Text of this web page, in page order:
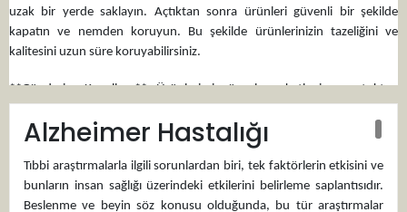
uzak bir yerde saklayın. Açtıktan sonra ürünleri güvenli bir şekilde
kapatın ve nemden koruyun. Bu şekilde ürünlerinizin tazeliğini ve
kalitesini uzun süre koruyabilirsiniz.
**Gönderim Koşulları:** Ürünlerimiz özenle paketlenir ve stoktan
sunulur. Ürünlerimizden memnun kalmamanız durumunda kolay iade
imkânı sunuyoruz. Memnuniyetiniz garantilidir.
Doğadan gelen sağlıklı ve keyifli bir deneyimin tadını çıkarmak için bu
ürünleri tercih edin. Önceliğimiz satış değil, müşteri memnuniyetidir.
Alzheimer Hastalığı
Tıbbi araştırmalarla ilgili sorunlardan biri, tek faktörlerin etkisini ve
bunların insan sağlığı üzerindeki etkilerini belirleme saplantısıdır.
Beslenme ve beyin söz konusu olduğunda, bu tür araştırmalar